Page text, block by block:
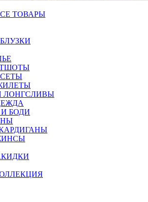
ТОВАРЫ
ЛОНГСЛИВЫ
БОДИ